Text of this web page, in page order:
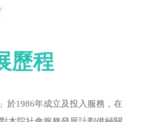
歷程
於1986年成立及投入服務，在